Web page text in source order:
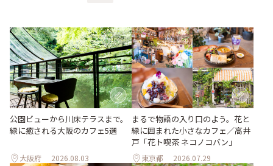
公園ビューから川床テラスまで。
緑に癒される大阪のカフェ5選
大阪府 2026.08.03
まるで物語の入り口のよう。花と
緑に囲まれた小さなカフェ／高井
戸「花ト喫茶 ネコノコバン」
東京都 2026.07.29